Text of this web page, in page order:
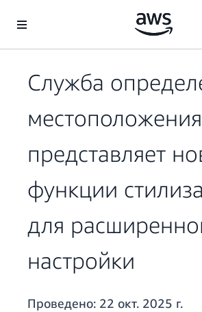
Перейти к главному контенту
Служба
представляет
функции
для
настройки
Проведено: 22 окт. 2025 г.